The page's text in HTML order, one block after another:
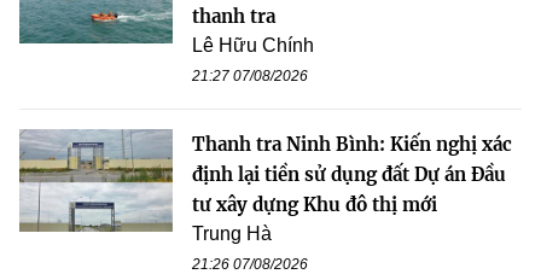
thanh tra
Lê Hữu Chính
21:27 07/08/2026
Thanh tra Ninh Bình: Kiến nghị xác
định lại tiền sử dụng đất Dự án Đầu
tư xây dựng Khu đô thị mới
Trung Hà
21:26 07/08/2026